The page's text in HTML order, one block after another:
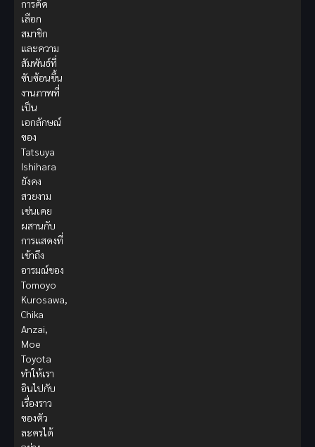
การคัด
เลือก
สมาชิก
และความ
สัมพันธ์ที่
ซับซ้อนขึ้น
งานภาพที่
เป็น
เอกลักษณ์
ของ
Tatsuya
Ishihara
ยังคง
สวยงาม
เช่นเคย
ผสานกับ
การแสดงที่
เข้าถึง
อารมณ์ของ
Tomoyo
Kurosawa,
Chika
Anzai,
Moe
Toyota
ทำให้เรา
อินไปกับ
เรื่องราว
ของตัว
ละครได้